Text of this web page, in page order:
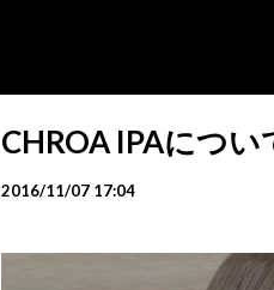
CHROA IPAについ
2016/11/07 17:04